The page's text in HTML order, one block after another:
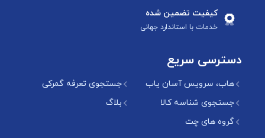
کیفیت تضمین شده
خدمات با استاندارد جهانی
دسترسی سریع
هاب، سرویس آسان یاب
جستجوی تعرفه گمرکی
جستجوی شناسه کالا
بلاگ
گروه های چت